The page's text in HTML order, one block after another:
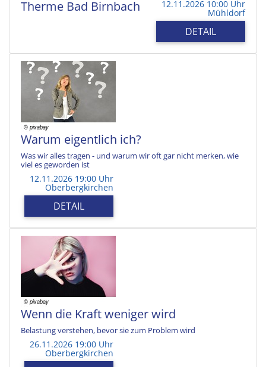
Therme Bad Birnbach 12.11.2026 10:00 Uhr
Mühldorf
DETAIL
Warum eigentlich ich?
Was wir alles tragen - und warum wir oft gar nicht merken, wie
viel es geworden ist
12.11.2026 19:00 Uhr
Oberbergkirchen
DETAIL
Wenn die Kraft weniger wird
Belastung verstehen, bevor sie zum Problem wird
26.11.2026 19:00 Uhr
Oberbergkirchen